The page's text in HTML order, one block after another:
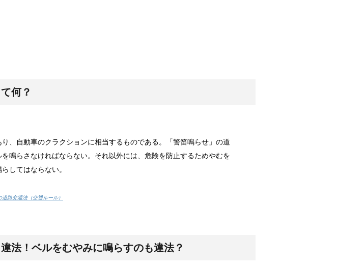
ぞいてみると様々なメーカーから登山につかえる便...
を使いすぎると落ちてしまうブレーカー。夜の暗...
ーやカレーの保存方法とリメイク料理！
何？
、自動車のクラクションに相当するものである。「警笛鳴らせ」の道
鳴らさなければならない。それ以外には、危険を防止するためやむを
してはならない。
路交通法（交通ルール）
法！ベルをむやみに鳴らすのも違法？